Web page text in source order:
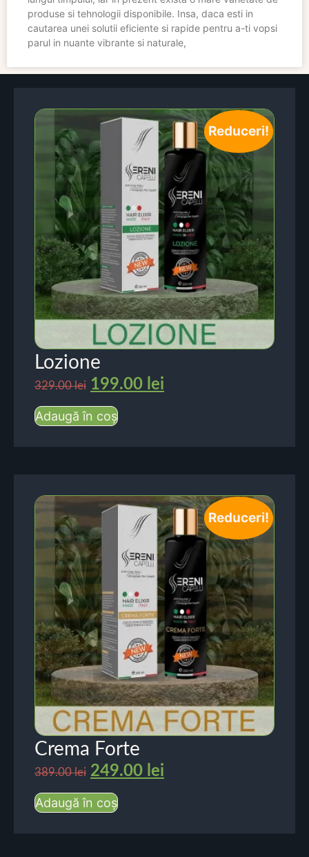
produse si tehnologii disponibile. Insa, daca esti in
cautarea unei solutii eficiente si rapide pentru a-ti vopsi
parul in nuante vibrante si naturale,
Reduceri!
Lozione
329.00lei 199.00 lei
Adaugă în coș
Reduceri!
Crema Forte
389.00lei 249.00 lei
Adaugă în coș